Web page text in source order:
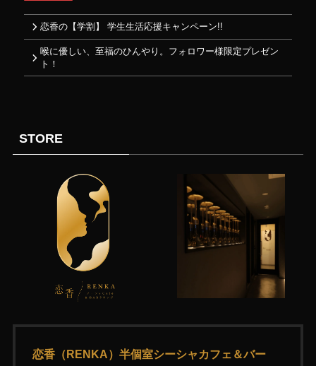
恋香の【学割】 学生生活応援キャンペーン!!
喉に優しい、至福のひんやり。フォロワー様限定プレゼン
ト！
STORE
恋香（RENKA）半個室シーシャカフェ＆バー